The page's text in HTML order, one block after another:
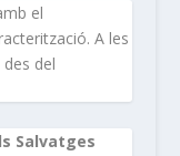
el
A les
del
Salvatges